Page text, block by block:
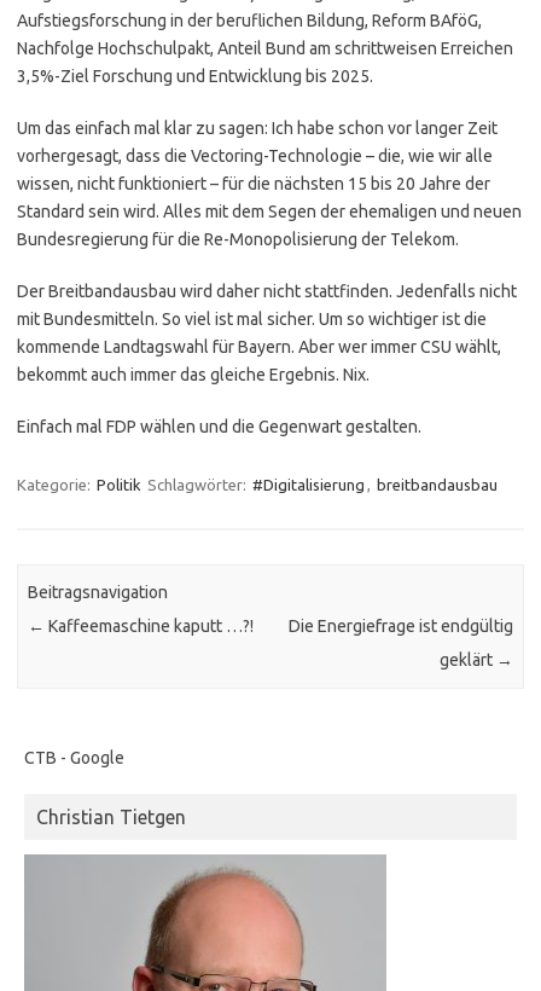
Aufstiegsforschung in der beruflichen Bildung, Reform BAföG,
Nachfolge Hochschulpakt, Anteil Bund am schrittweisen Erreichen
3,5%-Ziel Forschung und Entwicklung bis 2025.
Um das einfach mal klar zu sagen: Ich habe schon vor langer Zeit
vorhergesagt, dass die Vectoring-Technologie – die, wie wir alle
wissen, nicht funktioniert – für die nächsten 15 bis 20 Jahre der
Standard sein wird. Alles mit dem Segen der ehemaligen und neuen
Bundesregierung für die Re-Monopolisierung der Telekom.
Der Breitbandausbau wird daher nicht stattfinden. Jedenfalls nicht
mit Bundesmitteln. So viel ist mal sicher. Um so wichtiger ist die
kommende Landtagswahl für Bayern. Aber wer immer CSU wählt,
bekommt auch immer das gleiche Ergebnis. Nix.
Einfach mal FDP wählen und die Gegenwart gestalten.
Kategorie: Politik Schlagwörter: #Digitalisierung , breitbandausbau
Beitragsnavigation
← Kaffeemaschine kaputt …?!
Die Energiefrage ist endgültig
geklärt →
CTB - Google
Christian Tietgen